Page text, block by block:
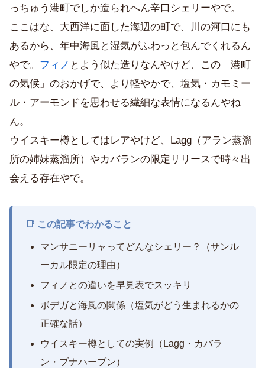
っちゅう港町でしか造られへん辛口シェリーやで。
ここはな、大西洋に面した海辺の町で、川の河口にも
あるから、年中海風と湿気がふわっと包んでくれるん
やで。 フィノ とよう似た造りなんやけど、この「港町
の気候」のおかげで、より軽やかで、塩気・カモミー
ル・アーモンドを思わせる繊細な表情になるんやね
ん。
ウイスキー樽としてはレアやけど、Lagg（アラン蒸溜
所の姉妹蒸溜所）やカバランの限定リリースで時々出
会える存在やで。
📑 この記事でわかること
マンサニーリャってどんなシェリー？（サンル
ーカル限定の理由）
フィノとの違いを早見表でスッキリ
ボデガと海風の関係（塩気がどう生まれるかの
正確な話）
ウイスキー樽としての実例（Lagg・カバラ
ン・ブナハーブン）